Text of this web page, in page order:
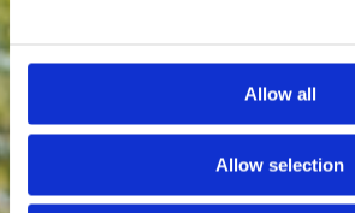
Allow all
Allow selection